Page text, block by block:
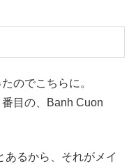
のでこちらに。
目の、Banh Cuon
るから、それがメイ